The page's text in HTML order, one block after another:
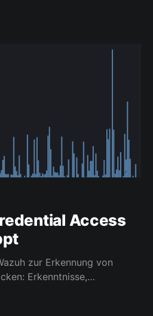
Access
zur Erkennung von
Erkenntnisse,